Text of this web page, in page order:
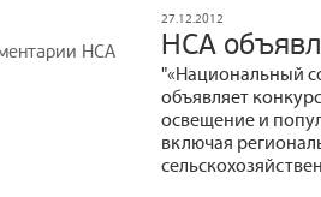
27.12.2012
НСА
"«Национальный
объявляет
освещение и
включая
НСА